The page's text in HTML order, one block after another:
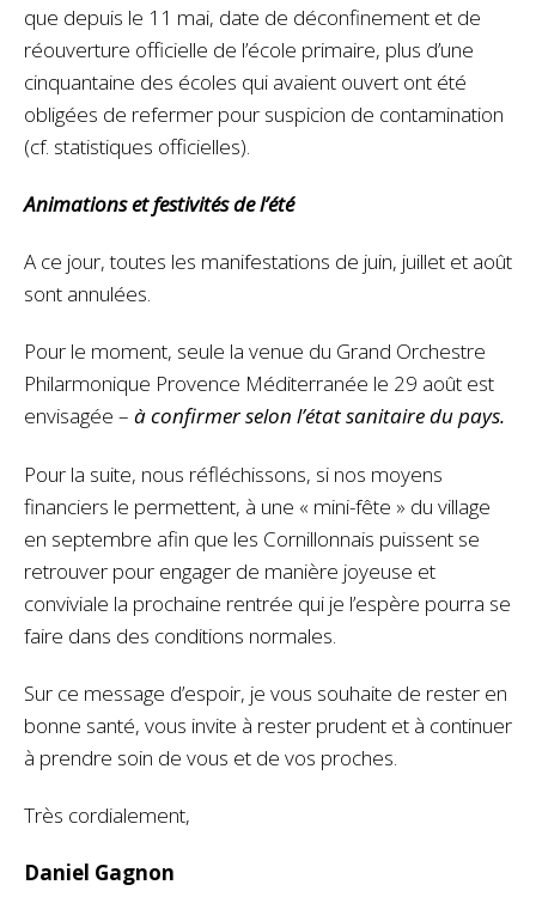
que depuis le 11 mai, date de déconfinement et de
réouverture officielle de l’école primaire, plus d’une
cinquantaine des écoles qui avaient ouvert ont été
obligées de refermer pour suspicion de contamination
(cf. statistiques officielles).
Animations et festivités de l’été
A ce jour, toutes les manifestations de juin, juillet et août
sont annulées.
Pour le moment, seule la venue du Grand Orchestre
Philarmonique Provence Méditerranée le 29 août est
envisagée – à confirmer selon l’état sanitaire du pays.
Pour la suite, nous réfléchissons, si nos moyens
financiers le permettent, à une « mini-fête » du village
en septembre afin que les Cornillonnais puissent se
retrouver pour engager de manière joyeuse et
conviviale la prochaine rentrée qui je l’espère pourra se
faire dans des conditions normales.
Sur ce message d’espoir, je vous souhaite de rester en
bonne santé, vous invite à rester prudent et à continuer
à prendre soin de vous et de vos proches.
Très cordialement,
Daniel Gagnon